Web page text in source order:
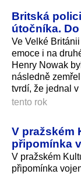
Britská
útočníka.
Ve Velké
emoce i na
Henry Nowak
následně
tvrdí, že jednal
tento rok
V pražském
připomínka
V pražském
připomínka